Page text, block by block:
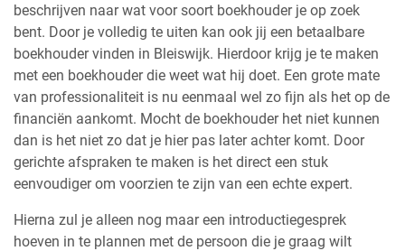
beschrijven naar wat voor soort boekhouder je op zoek
bent. Door je volledig te uiten kan ook jij een betaalbare
boekhouder vinden in Bleiswijk. Hierdoor krijg je te maken
met een boekhouder die weet wat hij doet. Een grote mate
van professionaliteit is nu eenmaal wel zo fijn als het op de
financiën aankomt. Mocht de boekhouder het niet kunnen
dan is het niet zo dat je hier pas later achter komt. Door
gerichte afspraken te maken is het direct een stuk
eenvoudiger om voorzien te zijn van een echte expert.
Hierna zul je alleen nog maar een introductiegesprek
hoeven in te plannen met de persoon die je graag wilt